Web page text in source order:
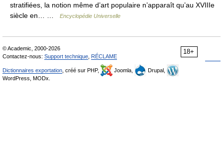
stratifiées, la notion même d’art populaire n’apparaît qu’au XVIIIe
siècle en… …
Encyclopédie Universelle
18+
© Academic, 2000-2026
Contactez-nous: Support technique RÉCLAME
Dictionnaires exportation , créé sur PHP, Joomla,
Drupal,
WordPress, MODx.